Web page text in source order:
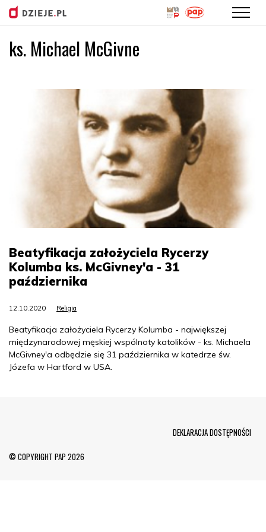
Przejdź
do
ks. Michael McGivne
Beatyfikacja założyciela Rycerzy
Kolumba ks. McGivney'a - 31
października
12.10.2020 Religia
Beatyfikacja założyciela Rycerzy Kolumba - największej
międzynarodowej męskiej wspólnoty katolików - ks. Michaela
McGivney'a odbędzie się 31 października w katedrze św.
Józefa w Hartford w USA.
© COPYRIGHT PAP 2026
DEKLARACJA DOSTĘPNOŚCI